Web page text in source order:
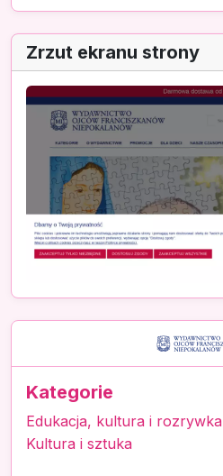
Zrzut ekranu strony
Kategorie
Edukacja, kultura i rozrywka
Kultura i sztuka